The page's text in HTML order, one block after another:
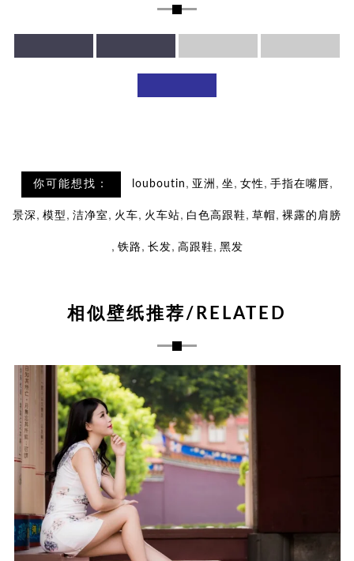
你可能想找： louboutin , 亚洲 , 坐 , 女性 , 手指在嘴唇,
景深, 模型 , 洁净室 , 火车, 火车站, 白色高跟鞋, 草帽, 裸露的肩膀
, 铁路 , 长发, 高跟鞋, 黑发
相似壁纸推荐/RELATED